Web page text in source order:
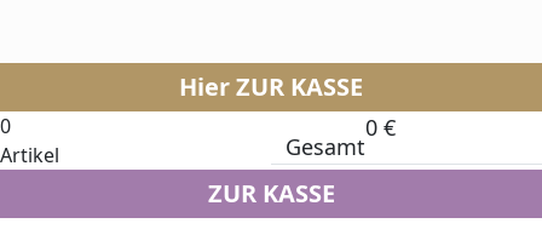
Hier ZUR KASSE
0
Artikel
Gesamt
0 €
ZUR KASSE